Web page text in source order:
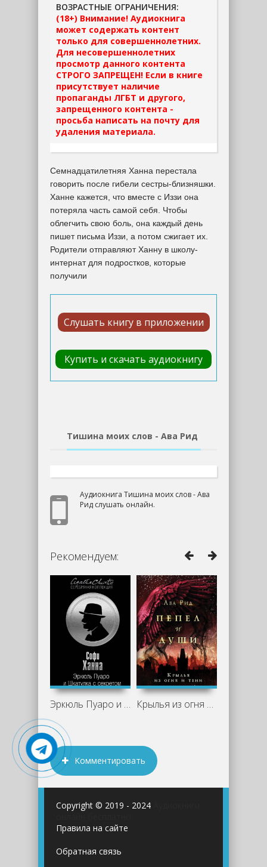
ВОЗРАСТНЫЕ ОГРАНИЧЕНИЯ:
(18+) Внимание! Аудиокнига
может содержать контент
только для совершеннолетних.
Для несовершеннолетних
просмотр данного контента
СТРОГО ЗАПРЕЩЕН! Если в книге
присутствует наличие
пропаганды ЛГБТ и другого,
запрещенного контента -
просьба написать на почту для
удаления материала.
Семнадцатилетняя Ханна перестала
говорить после гибели сестры-близняшки.
Ханне кажется, что вместе с Иззи она
потеряла часть самой себя. Чтобы
облегчить свою боль, она каждый день
пишет письма Иззи, а потом сжигает их.
Родители отправляют Ханну в школу-
интернат для подростков, которые
получили
Слушать книгу в приложении
Купить и скачать аудиокнигу
Тишина моих слов - Ава Рид
Аудиокнига Тишина моих слов - Ава
Рид слушать онлайн.
Рекомендуем:
Эркюль Пуаро и Шкатулка с секретом - Крылья из огня и тени - Ава Рид
Комментировать
Copyright © 2019 - 2024
Правила на сайте
Обратная связь